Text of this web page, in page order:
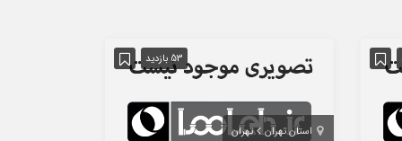
53 بازدید
استان تهران تهران